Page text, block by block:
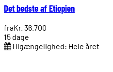
Det bedste af Etiopien
fraKr. 36.700
15 dage
Tilgængelighed: Hele året